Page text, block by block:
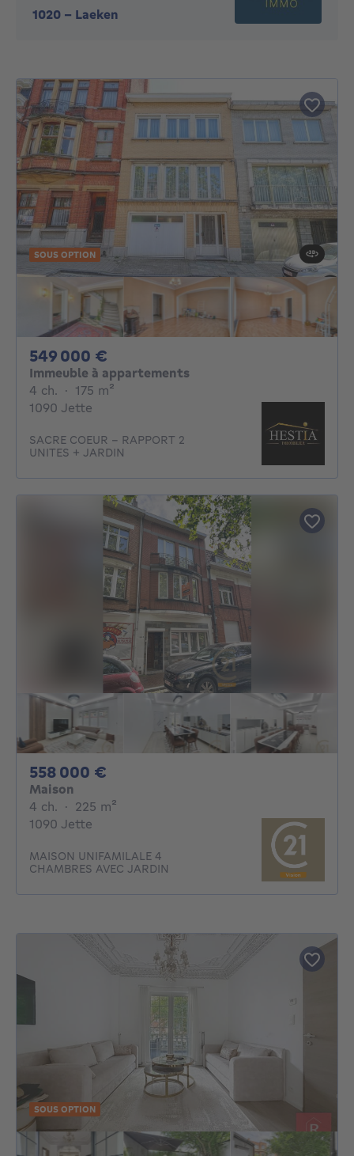
1020 - Laeken
SOUS OPTION
549 000 €
Immeuble à appartements
4 ch. 4 chambres
· 175 m²
1090 Jette
SACRE COEUR - RAPPORT 2
UNITES + JARDIN
558 000 €
Maison
4 ch. 4 chambres
· 225 m²
1090 Jette
MAISON UNIFAMILALE 4
CHAMBRES AVEC JARDIN
SOUS OPTION